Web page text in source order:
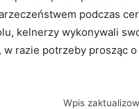
podczas
kelnerzy wykonywali
razie potrzeby prosząc o
Wpis